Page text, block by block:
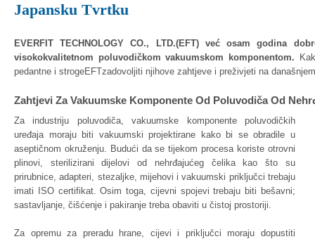
Japansku Tvrtku
EVERFIT TECHNOLOGY CO., LTD.(EFT) već osam godina
visokokvalitetnom poluvodičkom vakuumskom komponentom.
pedantne i strogeEFTzadovoljiti njihove zahtjeve i preživjeti na
Zahtjevi Za Vakuumske Komponente Od Poluvodiča Od
Za industriju poluvodiča, vakuumske komponente poluvodičkih
uređaja moraju biti vakuumski projektirane kako bi se obradile u
aseptičnom okruženju. Budući da se tijekom procesa koriste otrovni
plinovi, sterilizirani dijelovi od nehrđajućeg čelika kao što su
prirubnice, adapteri, stezaljke, mijehovi i vakuumski priključci trebaju
imati ISO certifikat. Osim toga, cijevni spojevi trebaju biti bešavni;
sastavljanje, čišćenje i pakiranje treba obaviti u čistoj prostoriji.
Za opremu za preradu hrane, cijevi i priključci moraju dopustiti